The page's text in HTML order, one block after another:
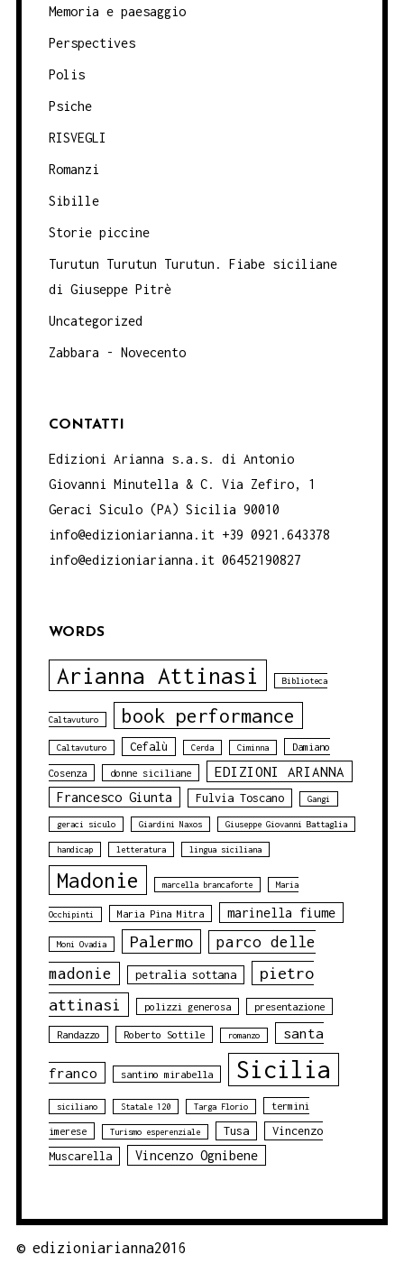
Memoria e paesaggio
Perspectives
Polis
Psiche
RISVEGLI
Romanzi
Sibille
Storie piccine
Turutun Turutun Turutun. Fiabe siciliane
di Giuseppe Pitrè
Uncategorized
Zabbara - Novecento
CONTATTI
Edizioni Arianna s.a.s. di Antonio
Giovanni Minutella & C. Via Zefiro, 1
Geraci Siculo (PA) Sicilia 90010
info@edizioniarianna.it +39 0921.643378
info@edizioniarianna.it 06452190827
WORDS
Arianna Attinasi Biblioteca
Caltavuturo book performance
Caltavuturo Cefalù Cerda Ciminna Damiano
Cosenza donne siciliane EDIZIONI ARIANNA
Francesco Giunta Fulvia Toscano Gangi
geraci siculo Giardini Naxos Giuseppe Giovanni Battaglia
handicap letteratura lingua siciliana
Madonie marcella brancaforte Maria
Occhipinti Maria Pina Mitra marinella fiume
Moni Ovadia Palermo
parco delle
madonie
petralia sottana
pietro
attinasi
polizzi generosa presentazione
Randazzo Roberto Sottile romanzo santa
franco santino mirabella Sicilia
siciliano Statale 120 Targa Florio termini
imerese Turismo esperenziale Tusa
Vincenzo
Muscarella
Vincenzo Ognibene
© edizioniarianna2016